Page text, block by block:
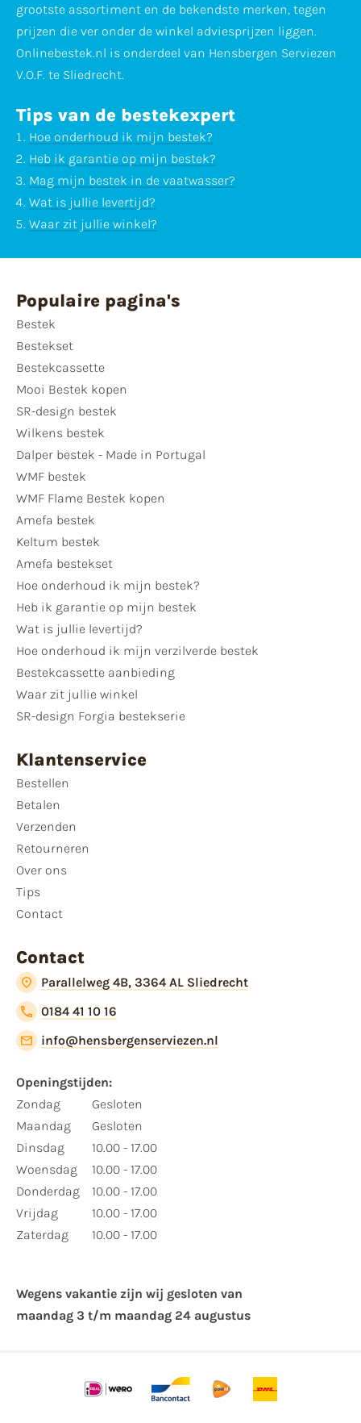
grootste assortiment en de bekendste merken, tegen
prijzen die ver onder de winkel adviesprijzen liggen.
Onlinebestek.nl is onderdeel van Hensbergen Serviezen
V.O.F. te Sliedrecht.
Tips van de bestekexpert
Hoe onderhoud ik mijn bestek?
Heb ik garantie op mijn bestek?
Mag mijn bestek in de vaatwasser?
Wat is jullie levertijd?
Waar zit jullie winkel?
Populaire pagina's
Bestek
Bestekset
Bestekcassette
Mooi Bestek kopen
SR-design bestek
Wilkens bestek
Dalper bestek - Made in Portugal
WMF bestek
WMF Flame Bestek kopen
Amefa bestek
Keltum bestek
Amefa bestekset
Hoe onderhoud ik mijn bestek?
Heb ik garantie op mijn bestek
Wat is jullie levertijd?
Hoe onderhoud ik mijn verzilverde bestek
Bestekcassette aanbieding
Waar zit jullie winkel
SR-design Forgia bestekserie
Klantenservice
Bestellen
Betalen
Verzenden
Retourneren
Over ons
Tips
Contact
Contact
Parallelweg 4B, 3364 AL Sliedrecht
0184 41 10 16
info@hensbergenserviezen.nl
Openingstijden:
Zondag
Maandag
Dinsdag
Woensdag
Donderdag
Vrijdag
Zaterdag
Gesloten
Gesloten
10.00 - 17.00
10.00 - 17.00
10.00 - 17.00
10.00 - 17.00
10.00 - 17.00
Wegens vakantie zijn wij gesloten van ​
maandag 3 t/m maandag 24 augustus